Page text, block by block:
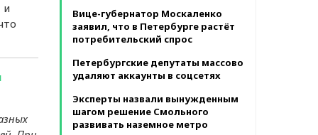
и
Вице-губернатор Москаленко
заявил, что в Петербурге растёт
потребительский спрос
Петербургские депутаты массово
удаляют аккаунты в соцсетях
Эксперты назвали вынужденным
шагом решение Смольного
развивать наземное метро